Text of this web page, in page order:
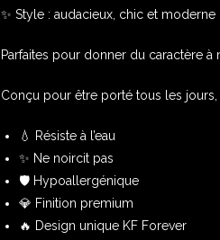
✨ Style : audacieux, chic et moderne
Parfaites pour donner du caractère à
Conçu pour être porté tous les jours,
💧 Résiste à l’eau
✨ Ne noircit pas
🛡️ Hypoallergénique
💎 Finition premium
🔥 Design unique KF Forever